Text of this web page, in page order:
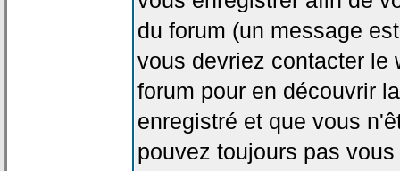
du forum (un message
vous devriez contacter le
forum pour en découvrir
enregistré et que vous
pouvez toujours pas